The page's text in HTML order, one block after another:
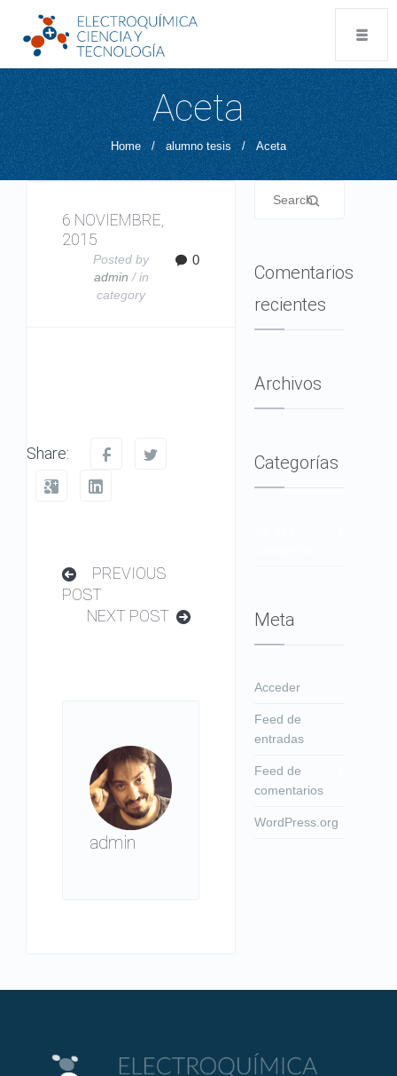
Aceta
Home / alumno tesis / Aceta
6 NOVIEMBRE,
2015
Posted by
admin / in
category
0
Share:
PREVIOUS
POST
NEXT POST
admin
Comentarios
recientes
Archivos
Categorías
Meta
Acceder
Feed de
entradas
Feed de
comentarios
WordPress.org